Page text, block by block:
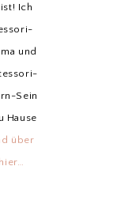
Ich
und
Sein
Hause
über